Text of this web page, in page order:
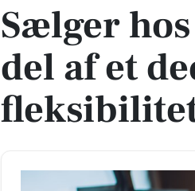
Sælger
del af et